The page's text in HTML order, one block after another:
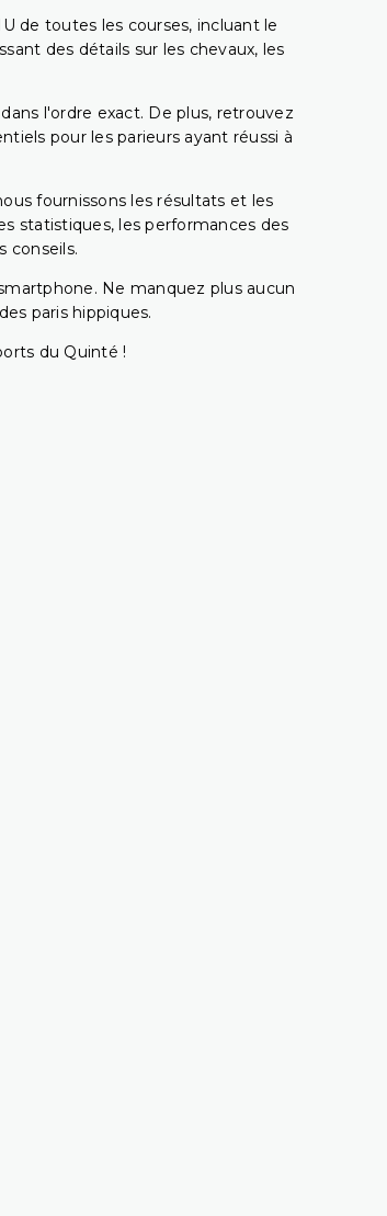
de toutes les courses, incluant le
des détails sur les chevaux, les
l'ordre exact. De plus, retrouvez
pour les parieurs ayant réussi à
fournissons les résultats et les
statistiques, les performances des
conseils.
Ne manquez plus aucun
paris hippiques.
du Quinté !